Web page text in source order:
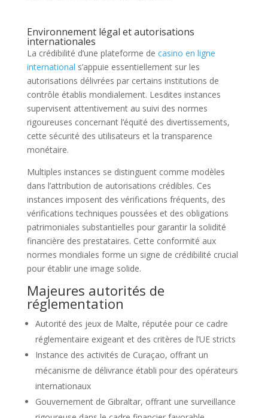
Environnement légal et autorisations
internationales
La crédibilité d’une plateforme de casino en ligne
international s’appuie essentiellement sur les
autorisations délivrées par certains institutions de
contrôle établis mondialement. Lesdites instances
supervisent attentivement au suivi des normes
rigoureuses concernant l’équité des divertissements,
cette sécurité des utilisateurs et la transparence
monétaire.
Multiples instances se distinguent comme modèles
dans l’attribution de autorisations crédibles. Ces
instances imposent des vérifications fréquents, des
vérifications techniques poussées et des obligations
patrimoniales substantielles pour garantir la solidité
financière des prestataires. Cette conformité aux
normes mondiales forme un signe de crédibilité crucial
pour établir une image solide.
Majeures autorités de
réglementation
Autorité des jeux de Malte, réputée pour ce cadre
réglementaire exigeant et des critères de l’UE stricts
Instance des activités de Curaçao, offrant un
mécanisme de délivrance établi pour des opérateurs
internationaux
Gouvernement de Gibraltar, offrant une surveillance